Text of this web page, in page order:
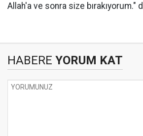
Allah'a ve sonra size bırakıyorum."
HABERE YORUM KAT